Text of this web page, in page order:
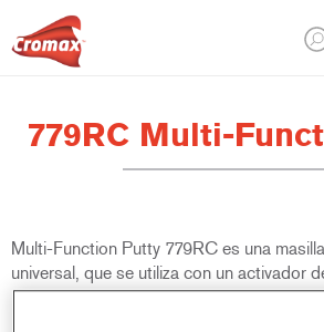
779RC Multi-
Multi-Function Putty 779RC es una
universal, que se utiliza con un activador
recomienda su uso en aplicaciones